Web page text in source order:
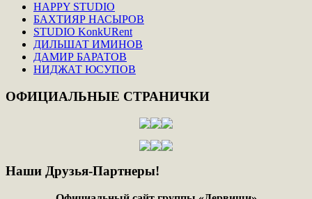
HAPPY STUDIO
БАХТИЯР НАСЫРОВ
STUDIO KonkURent
ДИЛЬШАТ ИМИНОВ
ДАМИР БАРАТОВ
НИДЖАТ ЮСУПОВ
ОФИЦИАЛЬНЫЕ СТРАНИЧКИ
Наши Друзья-Партнеры!